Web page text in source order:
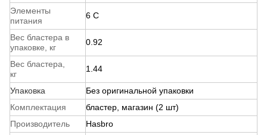
Элементы
питания
6 C
Вес бластера в
упаковке, кг
0.92
Вес бластера,
кг
1.44
Упаковка
Без оригинальной упаковки
Комплектация
бластер, магазин (2 шт)
Производитель
Hasbro